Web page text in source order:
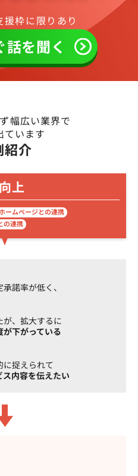
援枠に限りあり
話を聞く
幅広い業界で
ています
紹介
上
ームページとの連携
の連携
諾率が低く、
が、拡大するに
下がっている
に捉えられて
内容を伝えたい